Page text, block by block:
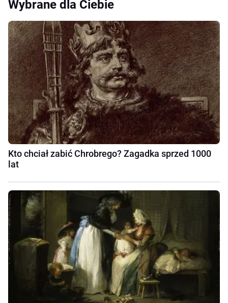
Wybrane dla Ciebie
Kto chciał zabić Chrobrego? Zagadka sprzed 1000
lat